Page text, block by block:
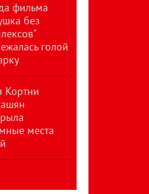
фильма
без
голой
Кортни
места